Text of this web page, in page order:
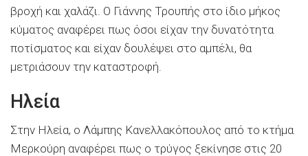
βροχή και χαλάζι. Ο Γιάννης Τρουπής στο ίδιο μήκος
κύματος αναφέρει πως όσοι είχαν την δυνατότητα
ποτίσματος και είχαν δουλέψει στο αμπέλι, θα
μετριάσουν την καταστροφή.
Ηλεία
Στην Ηλεία, ο Λάμπης Κανελλακόπουλος από το κτήμα
Μερκούρη αναφέρει πως ο τρύγος ξεκίνησε στις 20